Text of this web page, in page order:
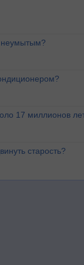
неумытым?
17 миллионов
старость?